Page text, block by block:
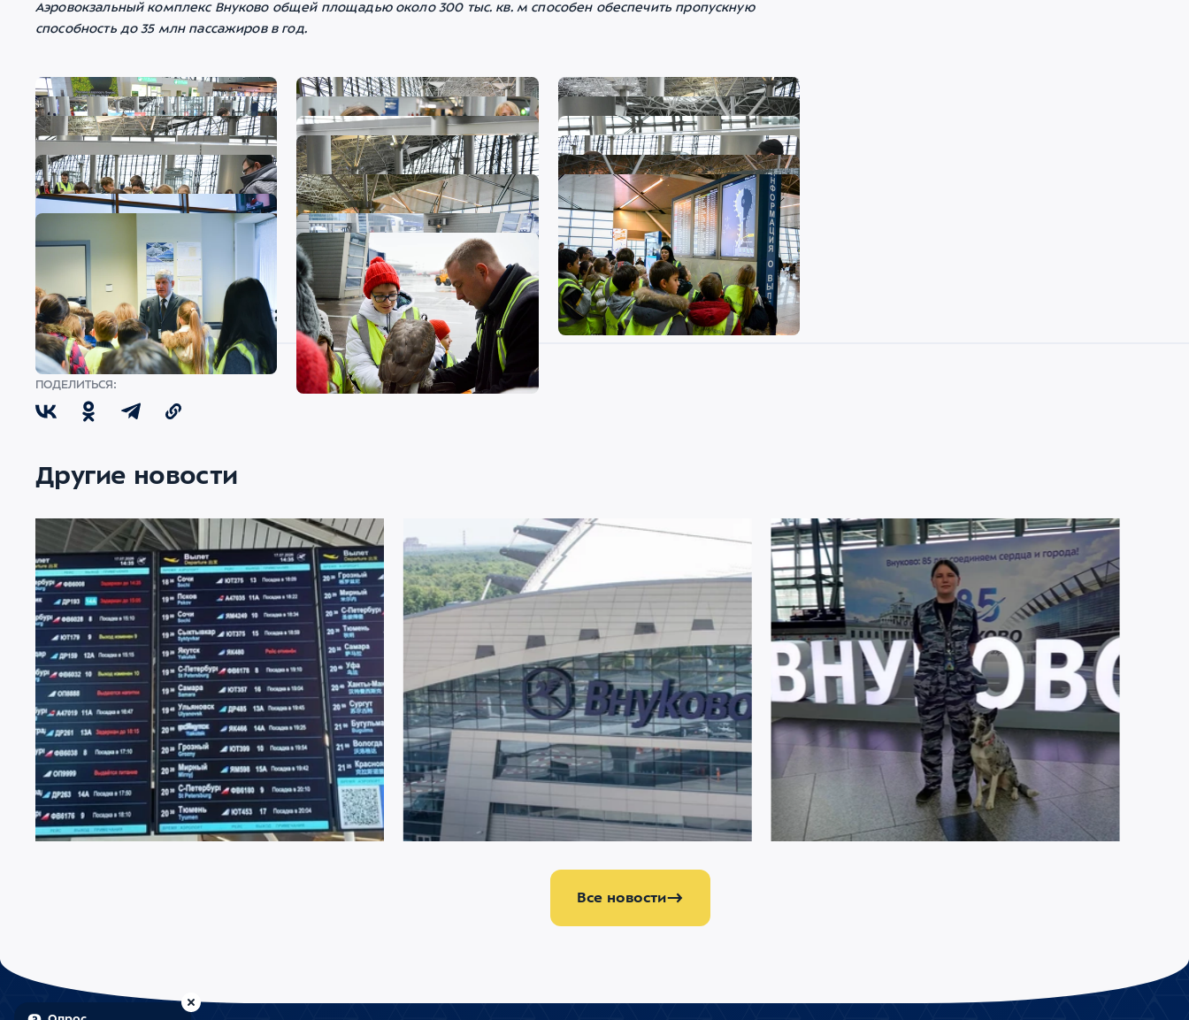
Аэровокзальный комплекс Внуково общей площадью около 300 тыс. кв. м способен обеспечить пропускную
способность до 35 млн пассажиров в год.
ПОДЕЛИТЬСЯ:
Другие новости
Меняемся ради комфорта пассажиров
21 ИЮЛЯ 2026 1906
Аэропорт Внуково становится партнером
аэропорта Шереметьево по управлению
аэропортом Домодедово
20 ИЮЛЯ 2026
Работа на совесть и верные напарники: как
кинологи Внуково обеспечивают безопасность
пассажиров
Все новости